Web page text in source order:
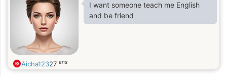
I want someone teach me English
and be friend
Aicha12327 ans